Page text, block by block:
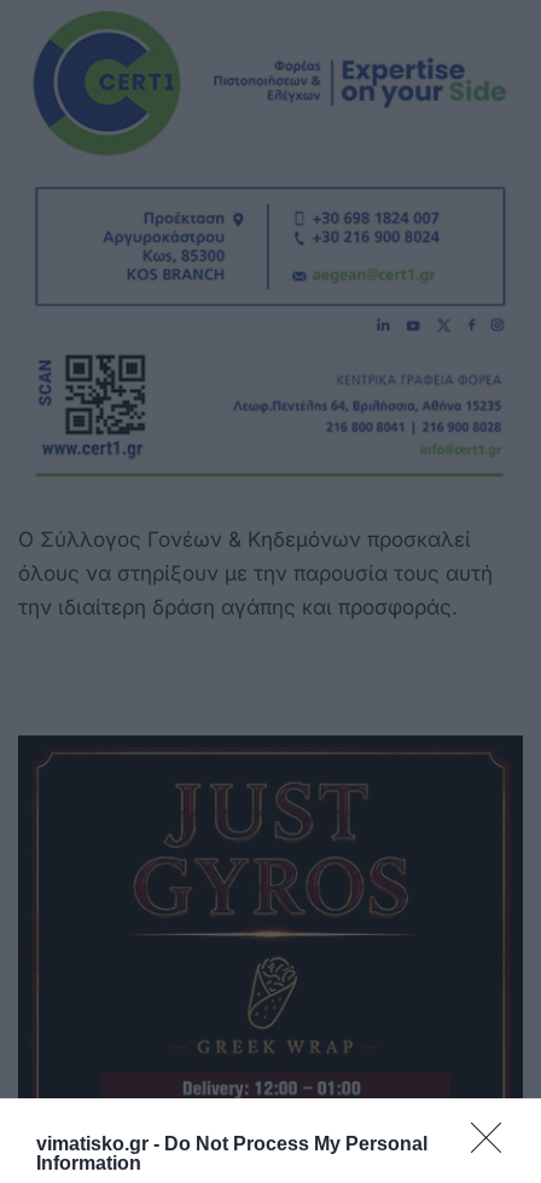
vimatisko.gr - Do Not Process My Personal
Information
Ο Σύλλογος Γονέων & Κηδεμόνων προσκαλεί
όλους να στηρίξουν με την παρουσία τους αυτή
την ιδιαίτερη δράση αγάπης και προσφοράς.